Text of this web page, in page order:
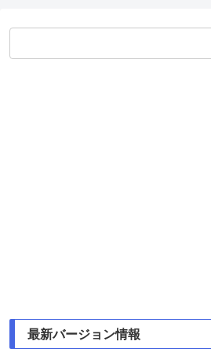
最新バージョン情報